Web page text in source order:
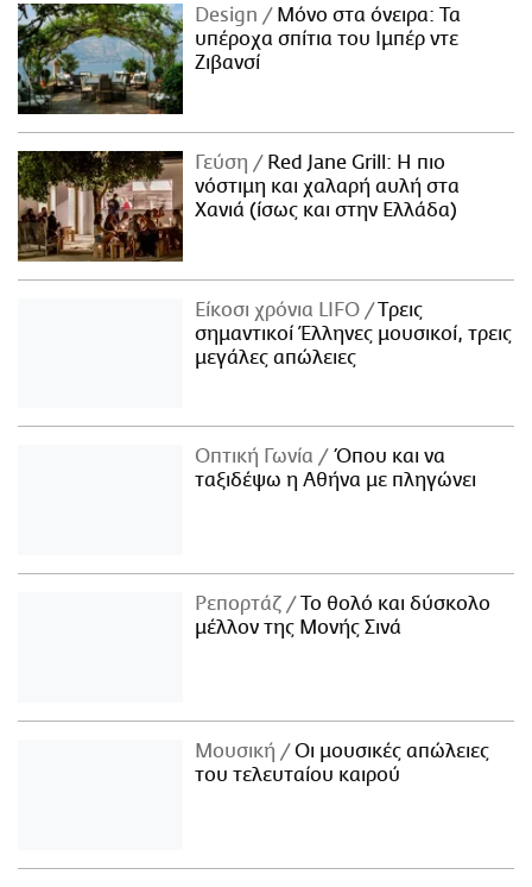
Design
Μόνο στα όνειρα: Τα
υπέροχα σπίτια του Ιμπέρ ντε
Ζιβανσί
Γεύση
Red Jane Grill: Η πιο
νόστιμη και χαλαρή αυλή στα
Χανιά (ίσως και στην Ελλάδα)
Είκοσι χρόνια LIFO
Tρεις
σημαντικοί Έλληνες μουσικοί, τρεις
μεγάλες απώλειες
Οπτική Γωνία
Όπου και να
ταξιδέψω η Αθήνα με πληγώνει
Ρεπορτάζ
Το θολό και δύσκολο
μέλλον της Μονής Σινά
Μουσική
Οι μουσικές απώλειες
του τελευταίου καιρού